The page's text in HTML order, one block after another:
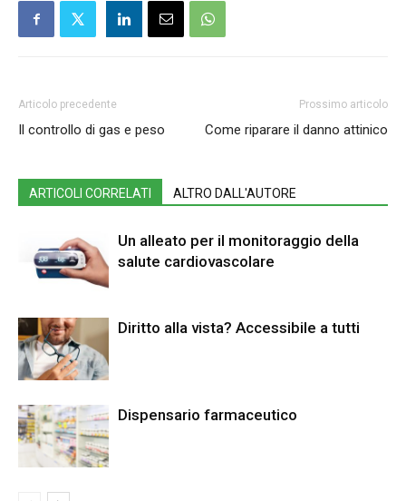
Articolo precedente
Il controllo di gas e peso
Prossimo articolo
Come riparare il danno attinico
ARTICOLI CORRELATI ALTRO DALL'AUTORE
Un alleato per il monitoraggio della
salute cardiovascolare
Diritto alla vista? Accessibile a tutti
Dispensario farmaceutico